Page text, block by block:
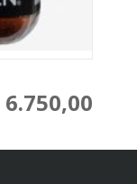
6.750,00